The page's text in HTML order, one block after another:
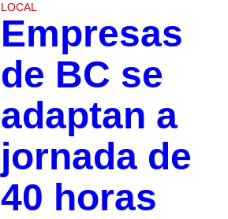
LOCAL
Empresas
de BC se
adaptan a
jornada de
40 horas